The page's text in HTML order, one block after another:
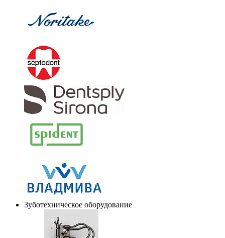
Зуботехническое оборудование